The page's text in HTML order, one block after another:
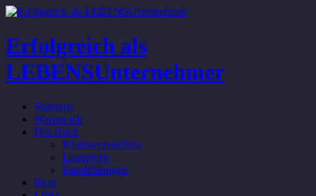
Erfolgreich als
LEBENSUnternehmer
Startseite
Warum ich
Das Buch
Inhaltsverzeichnis
Leseprobe
Empfehlungen
Blog